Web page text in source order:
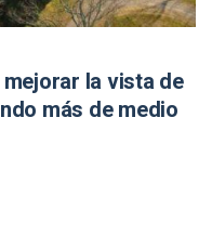
la vista de
más de medio